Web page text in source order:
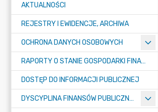
AKTUALNOŚCI
REJESTRY I EWIDENCJE, ARCHIWA
OCHRONA DANYCH OSOBOWYCH
RAPORTY O STANIE GOSPODARKI FINANSOWEJ J.S.T.
DOSTĘP DO INFORMACJI PUBLICZNEJ
DYSCYPLINA FINANSÓW PUBLICZNYCH